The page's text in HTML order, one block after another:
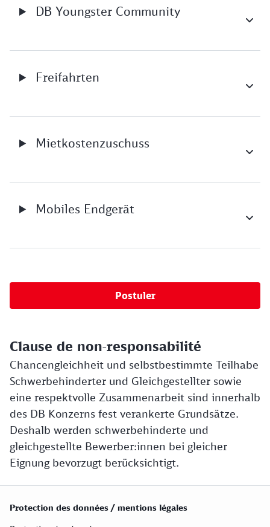
DB Youngster Community
Freifahrten
Mietkostenzuschuss
Mobiles Endgerät
Postuler
Clause de non-responsabilité
Chancengleichheit und selbstbestimmte Teilhabe
Schwerbehinderter und Gleichgestellter sowie
eine respektvolle Zusammenarbeit sind innerhalb
des DB Konzerns fest verankerte Grundsätze.
Deshalb werden schwerbehinderte und
gleichgestellte Bewerber:innen bei gleicher
Eignung bevorzugt berücksichtigt.
Protection des données / mentions légales